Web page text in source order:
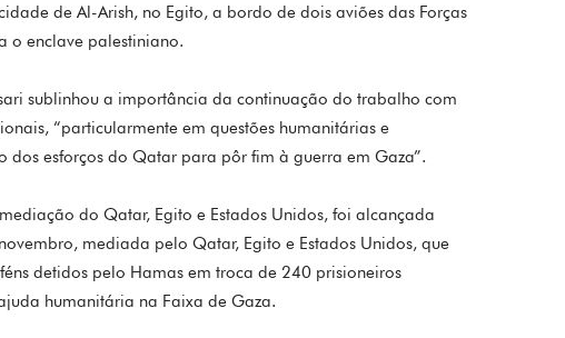
de Al-Arish, no Egito, a bordo de dois aviões das Forças
o enclave palestiniano.
sublinhou a importância da continuação do trabalho com
“particularmente em questões humanitárias e
dos esforços do Qatar para pôr fim à guerra em Gaza”.
do Qatar, Egito e Estados Unidos, foi alcançada
mediada pelo Qatar, Egito e Estados Unidos, que
detidos pelo Hamas em troca de 240 prisioneiros
humanitária na Faixa de Gaza.